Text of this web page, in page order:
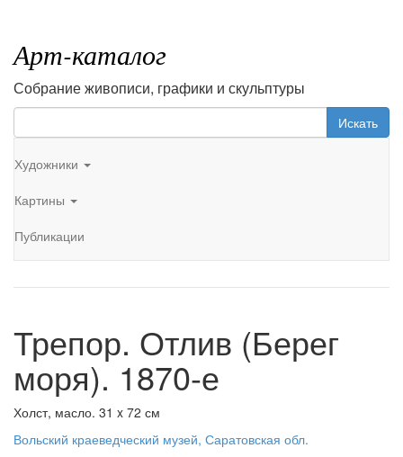
Арт-каталог
Собрание живописи, графики и скульптуры
Искать
Художники
Картины
Публикации
Трепор. Отлив (Берег
моря). 1870-е
Холст, масло. 31 x 72 см
Вольский краеведческий музей, Саратовская обл.